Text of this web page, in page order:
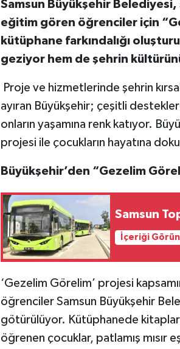
Samsun Büyükşehir
eğitim gören öğrenciler için
kütüphane farkındalığı
geziyor hem de şehrin
Proje ve hizmetlerinde şehrin
ayıran Büyükşehir; çeşitli
onların yaşamına renk katıyor.
projesi ile çocukların hayatına
Büyükşehir’den “Gezelim
Samsun
İçeriği
‘Gezelim Görelim’ projesi
öğrenciler Samsun Büyükşehir
götürülüyor. Kütüphanede
öğrenen çocuklar, patlamış mısır